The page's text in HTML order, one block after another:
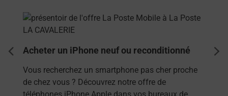
En savoir plus
Acheter un iPhone neuf ou reconditionné
Vous recherchez un smartphone pas cher proche
de chez vous ? Découvrez notre offre de